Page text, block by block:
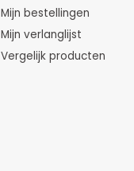
Mijn bestellingen
Mijn verlanglijst
Vergelijk producten